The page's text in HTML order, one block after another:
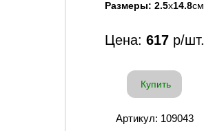
Размеры: 2.5x14.8см
Цена: 617р/шт.
Купить
Артикул: 109043